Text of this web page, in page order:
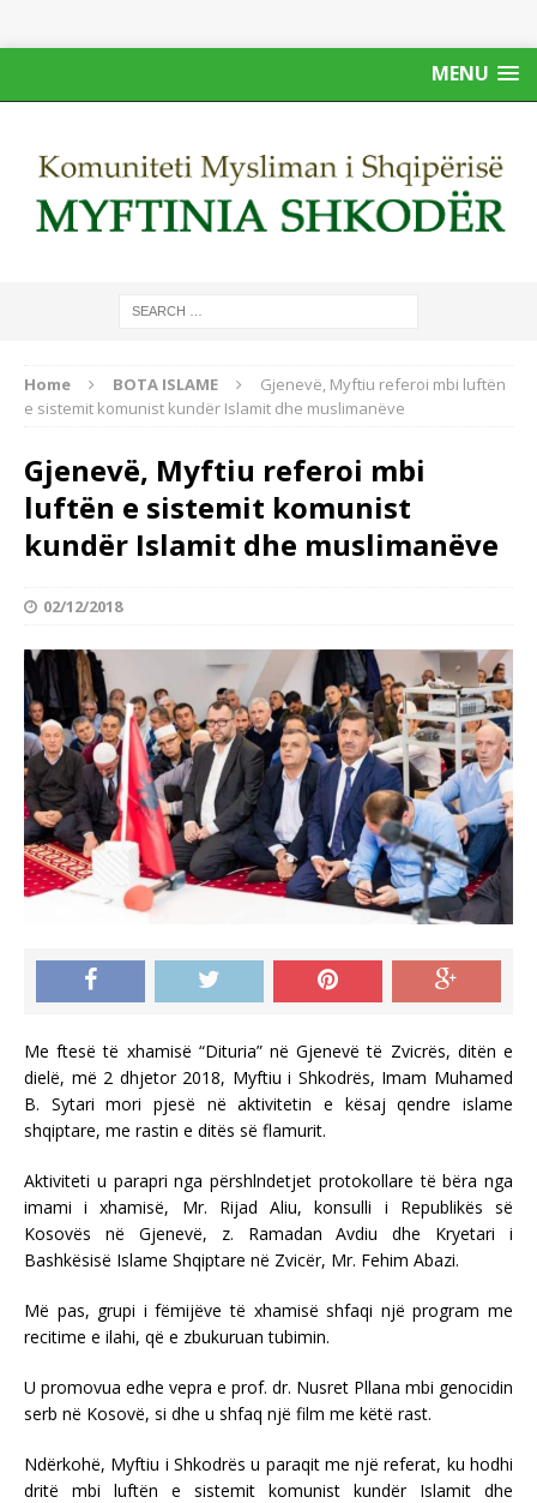
MENU
Home BOTA ISLAME
Gjenevë, Myftiu referoi mbi luftën
e sistemit komunist kundër Islamit dhe muslimanëve
Gjenevë, Myftiu referoi mbi
luftën e sistemit komunist
kundër Islamit dhe muslimanëve
02/12/2018
Me ftesë të xhamisë “Dituria” në Gjenevë të Zvicrës, ditën e
dielë, më 2 dhjetor 2018, Myftiu i Shkodrës, Imam Muhamed
B. Sytari mori pjesë në aktivitetin e kësaj qendre islame
shqiptare, me rastin e ditës së flamurit.
Aktiviteti u parapri nga përshlndetjet protokollare të bëra nga
imami i xhamisë, Mr. Rijad Aliu, konsulli i Republikës së
Kosovës në Gjenevë, z. Ramadan Avdiu dhe Kryetari i
Bashkësisë Islame Shqiptare në Zvicër, Mr. Fehim Abazi.
Më pas, grupi i fëmijëve të xhamisë shfaqi një program me
recitime e ilahi, që e zbukuruan tubimin.
U promovua edhe vepra e prof. dr. Nusret Pllana mbi genocidin
serb në Kosovë, si dhe u shfaq një film me këtë rast.
Ndërkohë, Myftiu i Shkodrës u paraqit me një referat, ku hodhi
dritë mbi luftën e sistemit komunist kundër Islamit dhe